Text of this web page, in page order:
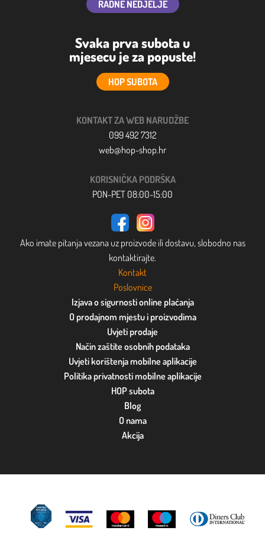
RADNE NEDJELJE
Svaka prva subota u
mjesecu je za popuste!
HOP SUBOTA
KONTAKT ZA WEB NARUDŽBE
099 492 7312
web@hop-shop.hr
KORISNIČKA PODRŠKA
PON-PET 08:00-15:00
Ako imate pitanja vezana uz proizvode ili dostavu, slobodno nas
kontaktirajte.
Kontakt
Poslovnice
Izjava o sigurnosti online plaćanja
O prodajnom mjestu i proizvodima
Uvjeti prodaje
Način zaštite osobnih podataka
Uvjeti korištenja mobilne aplikacije
Politika privatnosti mobilne aplikacije
HOP subota
Blog
O nama
Akcija